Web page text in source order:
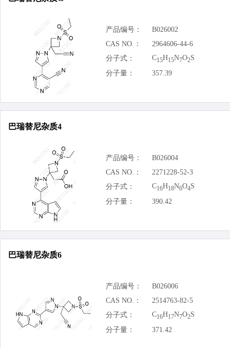
产品编号：
B026002
CAS NO.：
2964606-44-6
分子式：
C15H15N7O2S
分子量：
357.39
巴瑞替尼杂质4
产品编号：
B026004
CAS NO.：
2271228-52-3
分子式：
C16H18N6O4S
分子量：
390.42
巴瑞替尼杂质6
产品编号：
B026006
CAS NO.：
2514763-82-5
分子式：
C16H17N7O2S
分子量：
371.42